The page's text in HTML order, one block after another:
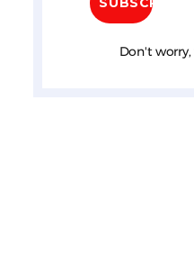
Don't